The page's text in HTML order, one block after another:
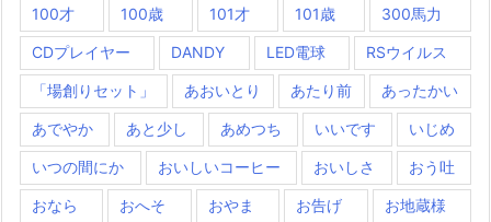
100才 100歳 101才 101歳 300馬力
CDプレイヤー DANDY LED電球 RSウイルス
「場創りセット」 あおいとり あたり前 あったかい
あでやか あと少し あめつち いいです いじめ
いつの間にか おいしいコーヒー おいしさ おう吐
おなら おへそ おやま お告げ お地蔵様